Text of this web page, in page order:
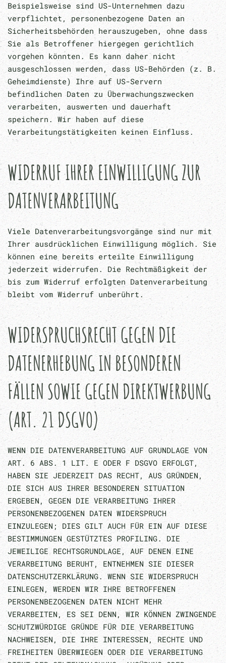
Beispielsweise sind US-Unternehmen dazu
verpflichtet, personenbezogene Daten an
Sicherheitsbehörden herauszugeben, ohne dass
Sie als Betroffener hiergegen gerichtlich
vorgehen könnten. Es kann daher nicht
ausgeschlossen werden, dass US-Behörden (z. B.
Geheimdienste) Ihre auf US-Servern
befindlichen Daten zu Überwachungszwecken
verarbeiten, auswerten und dauerhaft
speichern. Wir haben auf diese
Verarbeitungstätigkeiten keinen Einfluss.
WIDERRUF IHRER EINWILLIGUNG ZUR
DATENVERARBEITUNG
Viele Datenverarbeitungsvorgänge sind nur mit
Ihrer ausdrücklichen Einwilligung möglich. Sie
können eine bereits erteilte Einwilligung
jederzeit widerrufen. Die Rechtmäßigkeit der
bis zum Widerruf erfolgten Datenverarbeitung
bleibt vom Widerruf unberührt.
WIDERSPRUCHSRECHT GEGEN DIE
DATENERHEBUNG IN BESONDEREN
FÄLLEN SOWIE GEGEN DIREKTWERBUNG
(ART. 21 DSGVO)
WENN DIE DATENVERARBEITUNG AUF GRUNDLAGE VON
ART. 6 ABS. 1 LIT. E ODER F DSGVO ERFOLGT,
HABEN SIE JEDERZEIT DAS RECHT, AUS GRÜNDEN,
DIE SICH AUS IHRER BESONDEREN SITUATION
ERGEBEN, GEGEN DIE VERARBEITUNG IHRER
PERSONENBEZOGENEN DATEN WIDERSPRUCH
EINZULEGEN; DIES GILT AUCH FÜR EIN AUF DIESE
BESTIMMUNGEN GESTÜTZTES PROFILING. DIE
JEWEILIGE RECHTSGRUNDLAGE, AUF DENEN EINE
VERARBEITUNG BERUHT, ENTNEHMEN SIE DIESER
DATENSCHUTZERKLÄRUNG. WENN SIE WIDERSPRUCH
EINLEGEN, WERDEN WIR IHRE BETROFFENEN
PERSONENBEZOGENEN DATEN NICHT MEHR
VERARBEITEN, ES SEI DENN, WIR KÖNNEN ZWINGENDE
SCHUTZWÜRDIGE GRÜNDE FÜR DIE VERARBEITUNG
NACHWEISEN, DIE IHRE INTERESSEN, RECHTE UND
FREIHEITEN ÜBERWIEGEN ODER DIE VERARBEITUNG